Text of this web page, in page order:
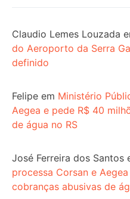
Claudio Lemes Louzada
do Aeroporto da Serra
definido
Felipe em Ministério
Aegea e pede R$ 40
de água no RS
José Ferreira dos Santos
processa Corsan e
cobranças abusivas de